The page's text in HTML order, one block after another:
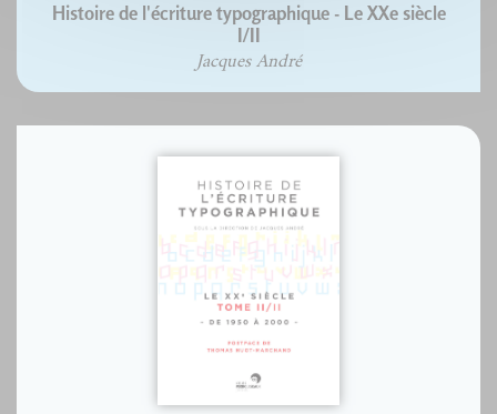
Histoire de l'écriture typographique - Le XXe siècle
I/II
Jacques André